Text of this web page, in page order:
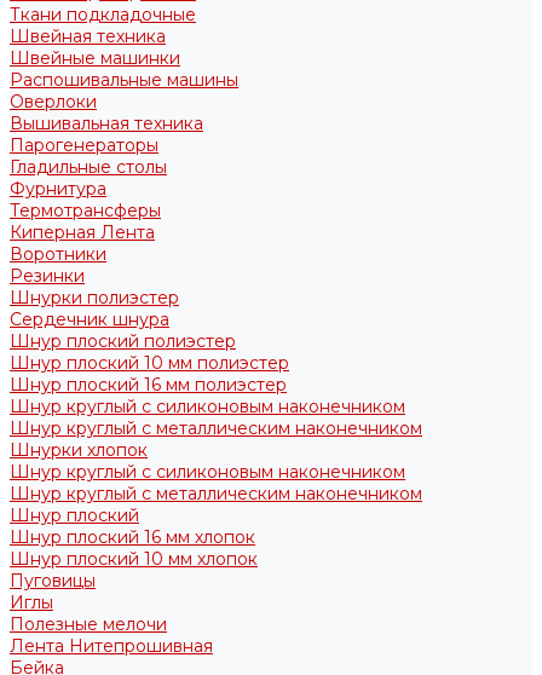
Ткани подкладочные
Швейная техника
Швейные машинки
Распошивальные машины
Оверлоки
Вышивальная техника
Парогенераторы
Гладильные столы
Фурнитура
Термотрансферы
Киперная Лента
Воротники
Резинки
Шнурки полиэстер
Сердечник шнура
Шнур плоский полиэстер
Шнур плоский 10 мм полиэстер
Шнур плоский 16 мм полиэстер
Шнур круглый с силиконовым наконечником
Шнур круглый с металлическим наконечником
Шнурки хлопок
Шнур круглый с силиконовым наконечником
Шнур круглый с металлическим наконечником
Шнур плоский
Шнур плоский 16 мм хлопок
Шнур плоский 10 мм хлопок
Пуговицы
Иглы
Полезные мелочи
Лента Нитепрошивная
Бейка